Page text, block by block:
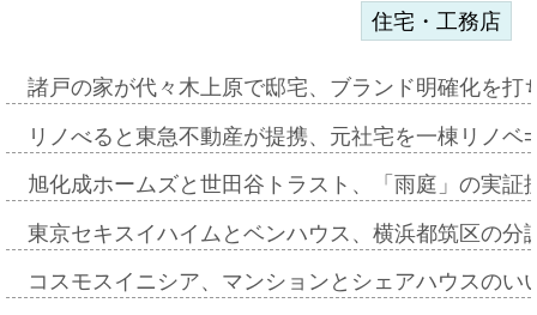
住宅・工務店
諸戸の家が代々木上原で邸宅、ブランド明確化を
リノべると東急不動産が提携、元社宅を一棟リノ
旭化成ホームズと世田谷トラスト、「雨庭」の実
東京セキスイハイムとベンハウス、横浜都筑区の
コスモスイニシア、マンションとシェアハウスの